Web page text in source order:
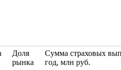
Доля
рынка
Сумма страховых
год, млн руб.